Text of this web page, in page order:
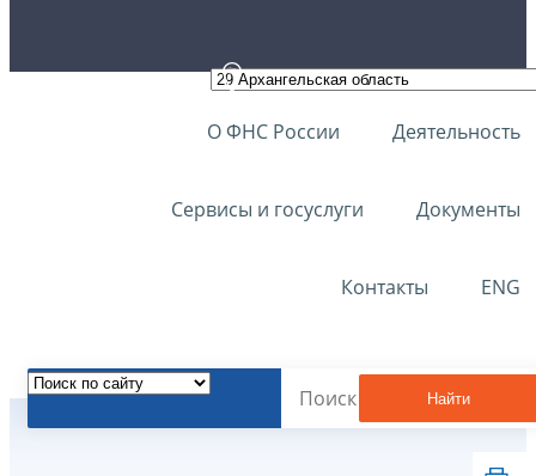
О ФНС России Деятельность
Сервисы и госуслуги Документы
Контакты ENG
Найти